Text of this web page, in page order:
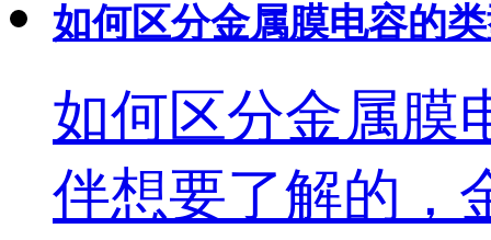
如何区分金属膜电容的
如何区分金属膜
伴想要了解的，